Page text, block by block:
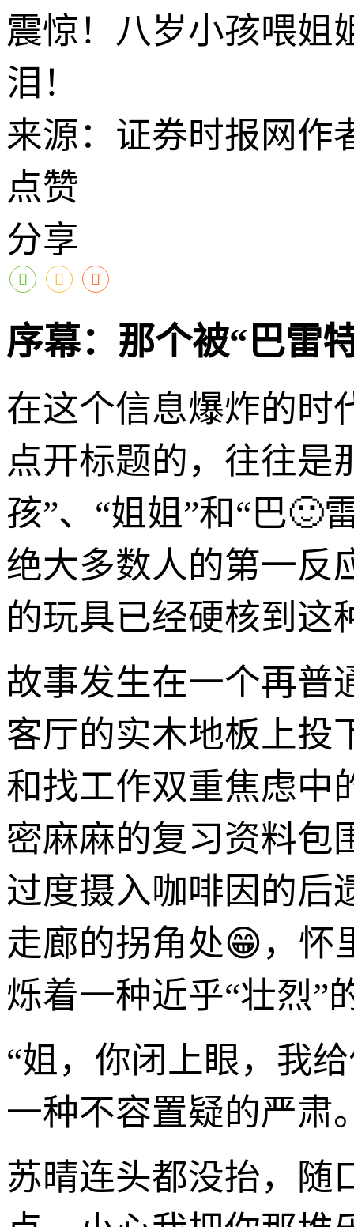
震惊！八岁小孩喂姐
泪！
来源：证券时报网作
点赞
分享
序幕：那个被“巴雷
在这个信息爆炸的时
点开标题的，往往是
孩”、“姐姐”和“巴🙂
绝大多数人的第一反
的玩具已经硬核到这
故事发生在一个再普
客厅的实木地板上投
和找工作双重焦虑中
密麻麻的复习资料包
过度摄入咖啡因的后
走廊的拐角处😁，怀
烁着一种近乎“壮烈”
“姐，你闭上眼，我
一种不容置疑的严肃
苏晴连头都没抬，随